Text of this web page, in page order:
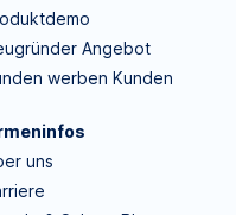
Angebot
werben Kunden
uns